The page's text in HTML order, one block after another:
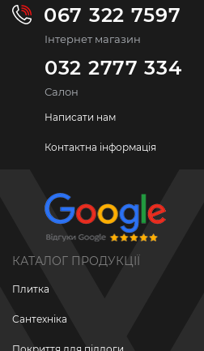
067 322 7597
Інтернет магазин
032 2777 334
Салон
Написати нам
Контактна інформація
КАТАЛОГ ПРОДУКЦІЇ
Плитка
Сантехніка